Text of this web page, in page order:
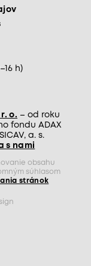
h)
o. – od roku
fondu ADAX
a. s.
s nami
obsahu
súhlasom
stránok